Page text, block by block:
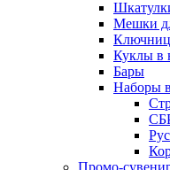
Мешки
Куклы в
Бары
Наборы
Промо-